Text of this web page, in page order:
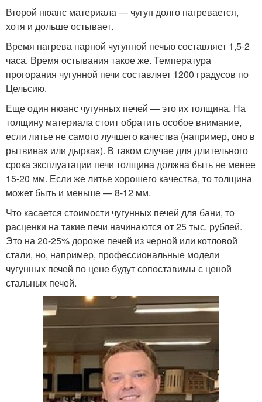
Второй нюанс материала — чугун долго нагревается,
хотя и дольше остывает.
Время нагрева парной чугунной печью составляет 1,5-2
часа. Время остывания такое же. Температура
прогорания чугунной печи составляет 1200 градусов по
Цельсию.
Еще один нюанс чугунных печей — это их толщина. На
толщину материала стоит обратить особое внимание,
если литье не самого лучшего качества (например, оно в
рытвинах или дырках). В таком случае для длительного
срока эксплуатации печи толщина должна быть не менее
15-20 мм. Если же литье хорошего качества, то толщина
может быть и меньше — 8-12 мм.
Что касается стоимости чугунных печей для бани, то
расценки на такие печи начинаются от 25 тыс. рублей.
Это на 20-25% дороже печей из черной или котловой
стали, но, например, профессиональные модели
чугунных печей по цене будут сопоставимы с ценой
стальных печей.